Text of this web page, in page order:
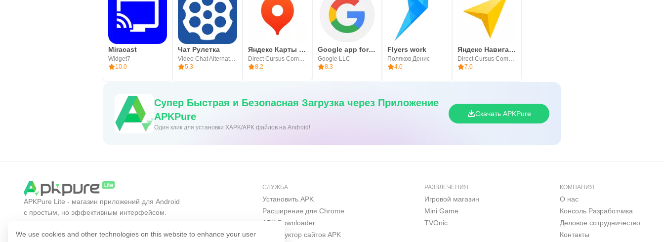
Miracast
Widget7
10.0
Чат Рулетка
Video Chat Alternative
5.3
Яндекс Карты и Навигатор
Direct Cursus Computer Systems Trading LLC
8.2
Google app for Android TV
Google LLC
8.3
Flyers work
Поляков Денис
4.0
Яндекс Навигатор
Direct Cursus Computer Systems Trading LLC
7.0
Супер Быстрая и Безопасная Загрузка через Приложение
APKPure
Один клик для установки XAPK/APK файлов на Android!
Скачать APKPure
We use cookies and other technologies on this website to enhance your user
APKPure Lite - магазин приложений для Android
с простым, но эффективным интерфейсом.
быстрее и безопаснее.
СЛУЖБА
Установить APK
Расширение для Chrome
APK Downloader
Конструктор сайтов APK
РАЗВЛЕЧЕНИЯ
Игровой магазин
Mini Game
TVOnic
КОМПАНИЯ
О нас
Консоль Pазработчика
Деловое сотрудничество
Контакты